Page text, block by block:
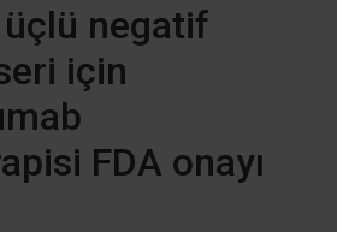
negatif
için
FDA onayı